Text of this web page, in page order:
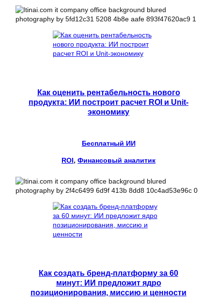
Как оценить рентабельность нового
продукта: ИИ построит расчет ROI и Unit-
экономику
Бесплатный ИИ
ROI, Финансовый аналитик
Как создать бренд-платформу за 60
минут: ИИ предложит ядро
позиционирования, миссию и ценности